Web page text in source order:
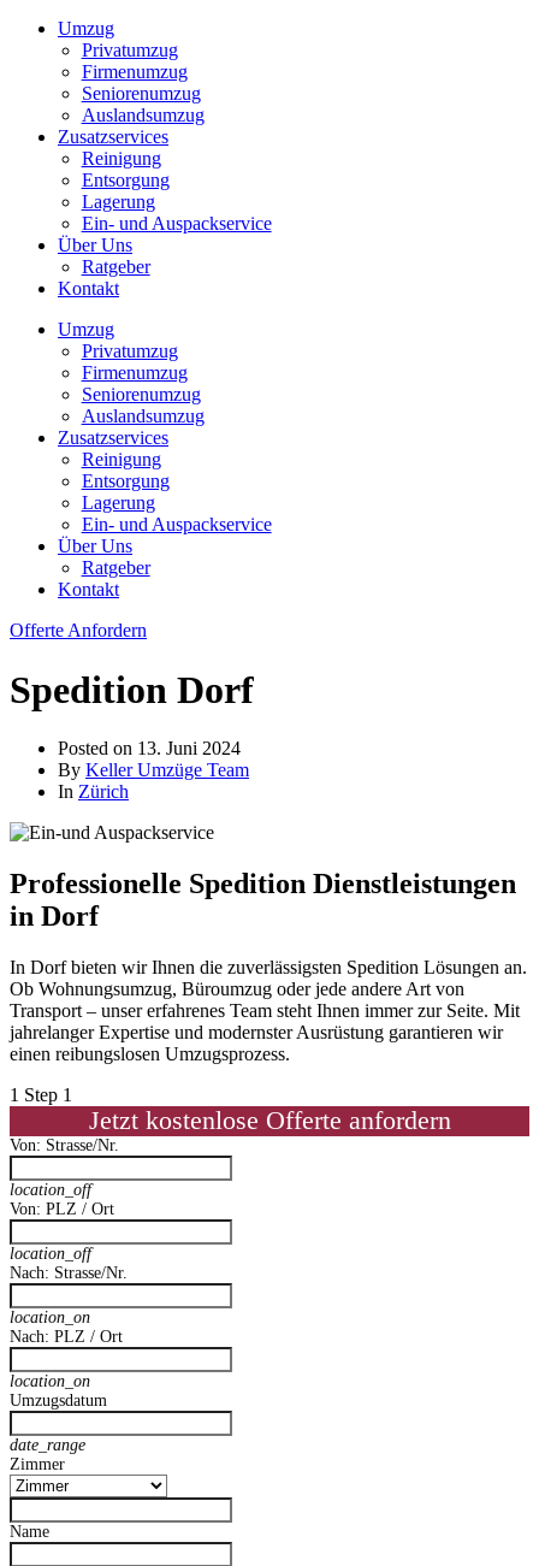
Umzug
Privatumzug
Firmenumzug
Seniorenumzug
Auslandsumzug
Zusatzservices
Reinigung
Entsorgung
Lagerung
Ein- und Auspackservice
Über Uns
Ratgeber
Kontakt
Umzug
Privatumzug
Firmenumzug
Seniorenumzug
Auslandsumzug
Zusatzservices
Reinigung
Entsorgung
Lagerung
Ein- und Auspackservice
Über Uns
Ratgeber
Kontakt
Offerte Anfordern
Spedition Dorf
Posted on 13. Juni 2024
By Keller Umzüge Team
In Zürich
Professionelle Spedition Dienstleistungen
in Dorf
In Dorf bieten wir Ihnen die zuverlässigsten Spedition Lösungen an.
Ob Wohnungsumzug, Büroumzug oder jede andere Art von
Transport – unser erfahrenes Team steht Ihnen immer zur Seite. Mit
jahrelanger Expertise und modernster Ausrüstung garantieren wir
einen reibungslosen Umzugsprozess.
1 Step 1
Jetzt kostenlose Offerte anfordern
Von: Strasse/Nr.
location_off
Von: PLZ / Ort
location_off
Nach: Strasse/Nr.
location_on
Nach: PLZ / Ort
location_on
Umzugsdatum
date_range
Zimmer
Name